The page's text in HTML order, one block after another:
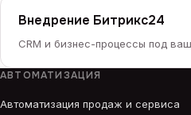
Внедрение Битрикс24
CRM и бизнес-процессы под
АВТОМАТИЗАЦИЯ
Автоматизация продаж и сервиса